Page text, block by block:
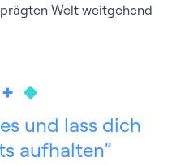
Welt weitgehend
und lass dich
aufhalten